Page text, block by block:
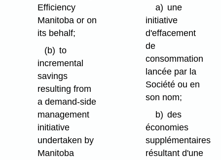
Efficiency
Manitoba or on
its behalf;
(b) to
incremental
savings
resulting from
a demand-side
management
initiative
undertaken by
Manitoba
a) une
initiative
d'effacement
de
consommation
lancée par la
Société ou en
son nom;
b) des
économies
supplémentaires
résultant d'une